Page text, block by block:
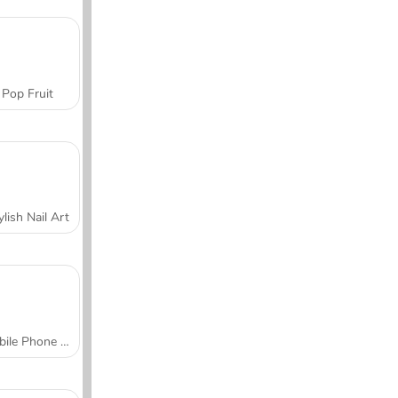
Pop Fruit
Nail Art
Mobile Phone Case Design & DIY